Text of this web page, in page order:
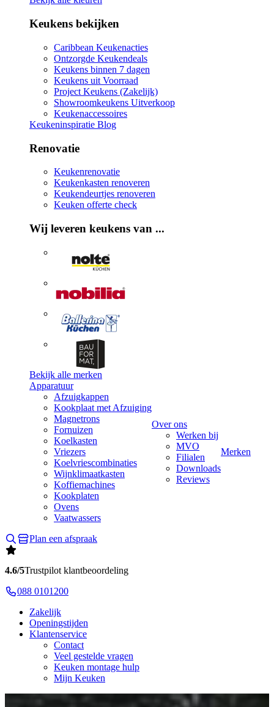
Keukens bekijken
Caribbean Keukenacties
Ontzorgde Keukendeals
Keukens binnen 7 dagen
Keukens uit Voorraad
Project Keukens (Zakelijk)
Showroomkeukens Uitverkoop
Keukenaccessoires
Keukeninspiratie Blog
Renovatie
Keukenrenovatie
Keukenkasten renoveren
Keukendeurtjes renoveren
Keuken offerte check
Wij leveren keukens van ...
Bekijk alle merken
Apparatuur
Afzuigkappen
Kookplaat met Afzuiging
Magnetrons
Fornuizen
Koelkasten
Vriezers
Koelvriescombinaties
Wijnklimaatkasten
Koffiemachines
Kookplaten
Ovens
Vaatwassers
Over ons
Werken bij
MVO
Filialen
Downloads
Reviews
Merken
Plan een afspraak
4.6/5Trustpilot klantbeoordeling
088 0101200
Zakelijk
Openingstijden
Klantenservice
Contact
Veel gestelde vragen
Keuken montage hulp
Mijn Keuken